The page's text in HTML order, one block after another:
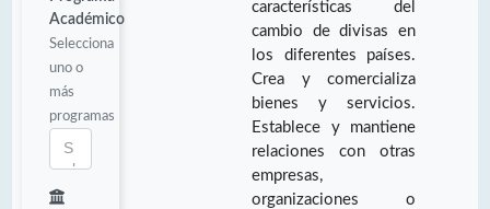
Académico
Selecciona
uno o
más
programas
características del
cambio de divisas en
los diferentes países.
Crea y comercializa
bienes y servicios.
Establece y mantiene
relaciones con otras
empresas,
organizaciones o